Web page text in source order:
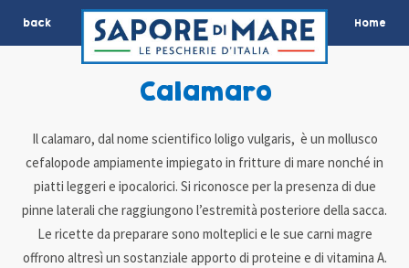
back Home
Calamaro
Il calamaro, dal nome scientifico loligo vulgaris, è un mollusco
cefalopode ampiamente impiegato in fritture di mare nonché in
piatti leggeri e ipocalorici. Si riconosce per la presenza di due
pinne laterali che raggiungono l’estremità posteriore della sacca.
Le ricette da preparare sono molteplici e le sue carni magre
offrono altresì un sostanziale apporto di proteine e di vitamina A.